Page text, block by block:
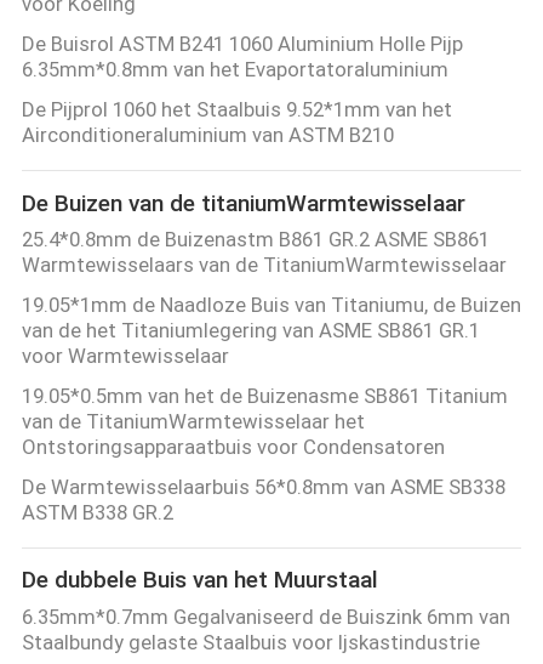
De Buisrol ASTM B241 1060 Aluminium Holle Pijp
6.35mm*0.8mm van het Evaportatoraluminium
De Pijprol 1060 het Staalbuis 9.52*1mm van het
Airconditioneraluminium van ASTM B210
De Buizen van de titaniumWarmtewisselaar
25.4*0.8mm de Buizenastm B861 GR.2 ASME SB861
Warmtewisselaars van de TitaniumWarmtewisselaar
19.05*1mm de Naadloze Buis van Titaniumu, de Buizen
van de het Titaniumlegering van ASME SB861 GR.1
voor Warmtewisselaar
19.05*0.5mm van het de Buizenasme SB861 Titanium
van de TitaniumWarmtewisselaar het
Ontstoringsapparaatbuis voor Condensatoren
De Warmtewisselaarbuis 56*0.8mm van ASME SB338
ASTM B338 GR.2
De dubbele Buis van het Muurstaal
6.35mm*0.7mm Gegalvaniseerd de Buiszink 6mm van
Staalbundy gelaste Staalbuis voor Ijskastindustrie